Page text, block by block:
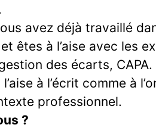
avez déjà travaillé
êtes à l’aise avec les
des écarts, CAPA.
à l’écrit comme à
professionnel.
?